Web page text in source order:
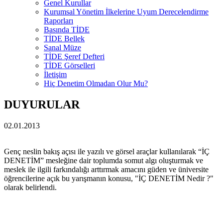
Genel Kurullar
Kurumsal Yönetim İlkelerine Uyum Derecelendirme
Raporları
Basında TİDE
TİDE Bellek
Sanal Müze
TİDE Şeref Defteri
TİDE Görselleri
İletişim
Hiç Denetim Olmadan Olur Mu?
DUYURULAR
02.01.2013
Genç neslin bakış açısı ile yazılı ve görsel araçlar kullanılarak “İÇ
DENETİM” mesleğine dair toplumda somut algı oluşturmak ve
meslek ile ilgili farkındalığı arttırmak amacını güden ve üniversite
öğrencilerine açık bu yarışmanın konusu, "İÇ DENETİM Nedir ?"
olarak belirlendi.